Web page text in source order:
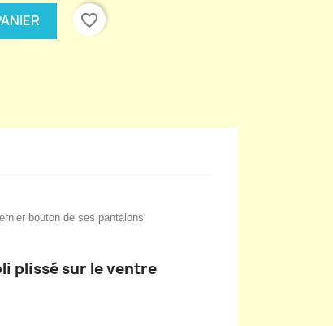
favorite_border
bouton de ses pantalons
plissé sur le ventre